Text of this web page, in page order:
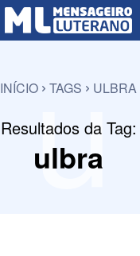
INÍCIO TAGS ULBRA
Resultados da Tag:
ulbra
u